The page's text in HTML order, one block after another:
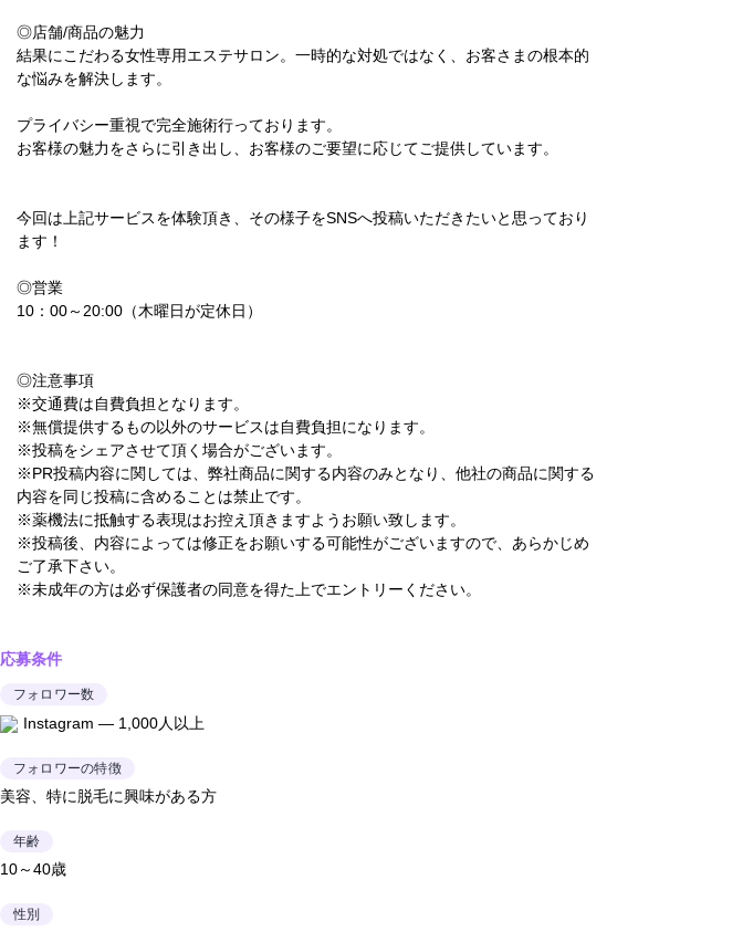
◎店舗/商品の魅力
結果にこだわる女性専用エステサロン。一時的な対処ではなく、お客さまの根本的
な悩みを解決します。
プライバシー重視で完全施術行っております。
お客様の魅力をさらに引き出し、お客様のご要望に応じてご提供しています。
今回は上記サービスを体験頂き、その様子をSNSへ投稿いただきたいと思っており
ます！
◎営業
10：00～20:00（木曜日が定休日）
◎注意事項
※交通費は自費負担となります。
※無償提供するもの以外のサービスは自費負担になります。
※投稿をシェアさせて頂く場合がございます。
※PR投稿内容に関しては、弊社商品に関する内容のみとなり、他社の商品に関する
内容を同じ投稿に含めることは禁止です。
※薬機法に抵触する表現はお控え頂きますようお願い致します。
※投稿後、内容によっては修正をお願いする可能性がございますので、あらかじめ
ご了承下さい。
※未成年の方は必ず保護者の同意を得た上でエントリーください。
応募条件
フォロワー数
Instagram — 1,000人以上
フォロワーの特徴
美容、特に脱毛に興味がある方
年齢
10～40歳
性別